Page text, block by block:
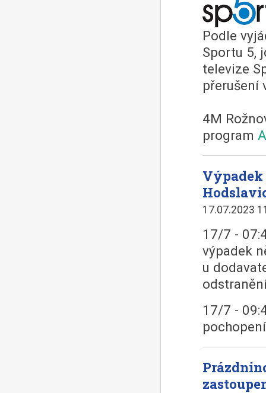
Podle
Sportu 5,
televize
přerušení
4M
program
Výpadek
17.07.2023
17/7 -
výpadek
u
17/7 -